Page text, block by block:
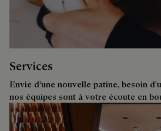
Services
Envie d'une nouvelle patine, besoin
nos équipes sont à votre écoute en